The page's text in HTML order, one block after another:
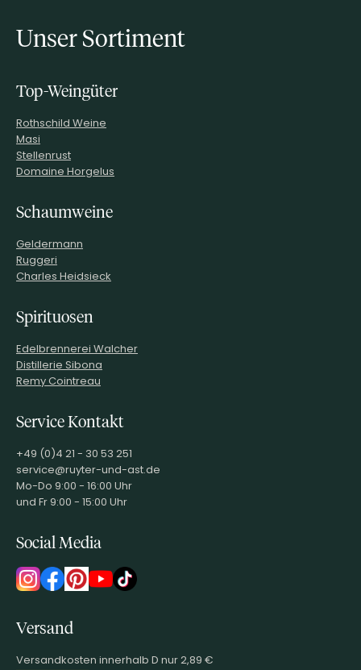
Unser Sortiment
Top-Weingüter
Rothschild Weine
Masi
Stellenrust
Domaine Horgelus
Schaumweine
Geldermann
Ruggeri
Charles Heidsieck
Spirituosen
Edelbrennerei Walcher
Distillerie Sibona
Remy Cointreau
Service Kontakt
+49 (0)4 21 - 30 53 251
service@ruyter-und-ast.de
Mo-Do 9:00 - 16:00 Uhr
und Fr 9:00 - 15:00 Uhr
Social Media
Versand
Versandkosten innerhalb D nur 2,89 €